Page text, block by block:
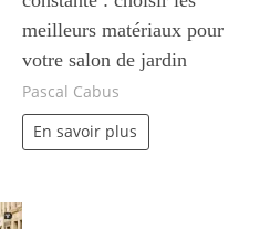
meilleurs matériaux pour
votre salon de jardin
Pascal Cabus
En savoir plus